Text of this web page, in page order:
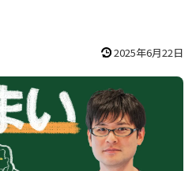
2025年6月22日